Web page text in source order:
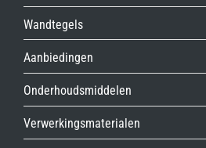
Wandtegels
Aanbiedingen
Onderhoudsmiddelen
Verwerkingsmaterialen